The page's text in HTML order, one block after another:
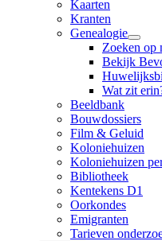
Kaarten
Kranten
Genealogie
Zoeken op
Bekijk
Wat zit
Beeldbank
Bouwdossiers
Film & Geluid
Koloniehuizen
Koloniehuizen
Bibliotheek
Kentekens D1
Oorkondes
Emigranten
Tarieven